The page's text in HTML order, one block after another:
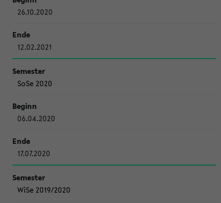
26.10.2020
12.02.2021
SoSe 2020
06.04.2020
17.07.2020
WiSe 2019/2020